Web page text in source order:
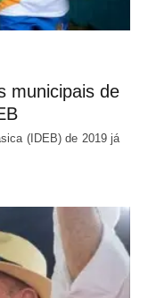
municipais de
(IDEB) de 2019 já